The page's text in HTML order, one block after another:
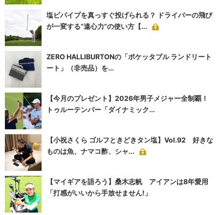
塩ビパイプを真っすぐ投げられる？ ドライバーの飛び
が一変する“遠心力”の使い方【...
ZERO HALLIBURTONの「ポケッタブル ランドリート
ート」（非売品）を...
【今月のプレゼント】2026年男子メジャー全制覇！
トゥルーテンパー「ダイナミック...
【小祝さくら ゴルフときどきタン塩】Vol.92 好きな
ものは魚、ナマコ酢、シャ...
【マイギアを語ろう】桑木志帆 アイアンは8年愛用
「打感がいいから手放せません!」